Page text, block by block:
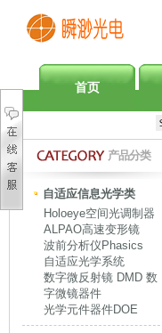
首页
产品分类
自适应信息光学类
Holoeye空间光调制器
ALPAO高速变形镜
波前分析仪Phasics
自适应光学系统
数字微反射镜 DMD 数
字微镜器件
光学元件器件DOE